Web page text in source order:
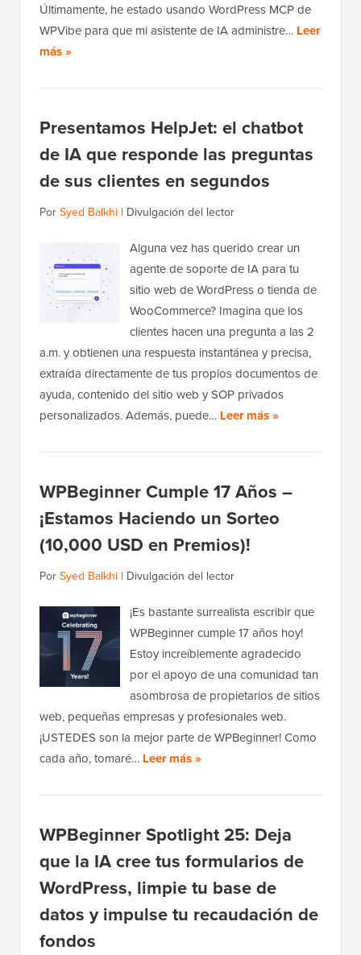
Últimamente, he estado usando WordPress MCP de
WPVibe para que mi asistente de IA administre… Leer
más »
Presentamos HelpJet: el chatbot
de IA que responde las preguntas
de sus clientes en segundos
PorSyed Balkhi | Divulgación del lector
Alguna vez has querido crear un
agente de soporte de IA para tu
sitio web de WordPress o tienda de
WooCommerce? Imagina que los
clientes hacen una pregunta a las 2
a.m. y obtienen una respuesta instantánea y precisa,
extraída directamente de tus propios documentos de
ayuda, contenido del sitio web y SOP privados
personalizados. Además, puede… Leer más »
WPBeginner Cumple 17 Años –
¡Estamos Haciendo un Sorteo
(10,000 USD en Premios)!
PorSyed Balkhi | Divulgación del lector
¡Es bastante surrealista escribir que
WPBeginner cumple 17 años hoy!
Estoy increíblemente agradecido
por el apoyo de una comunidad tan
asombrosa de propietarios de sitios
web, pequeñas empresas y profesionales web.
¡USTEDES son la mejor parte de WPBeginner! Como
cada año, tomaré… Leer más »
WPBeginner Spotlight 25: Deja
que la IA cree tus formularios de
WordPress, limpie tu base de
datos y impulse tu recaudación de
fondos